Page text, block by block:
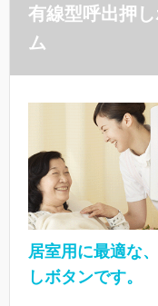
有線型呼出押
ム
居室用に最適な
しボタンです。